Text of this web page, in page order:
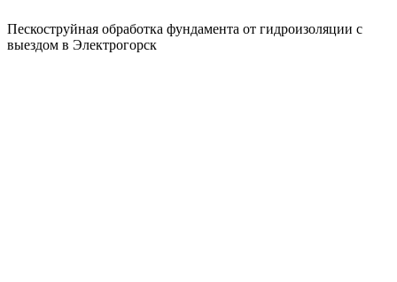
Пескоструйная обработка фундамента от гидроизоляции с
выездом в Электрогорск